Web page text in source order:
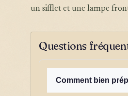
un sifflet et une lampe
Questions
Comment bien